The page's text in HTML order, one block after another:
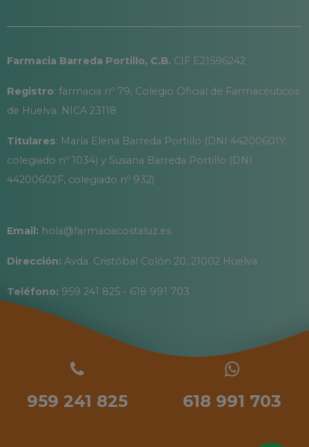
Farmacia Barreda Portillo, C.B. CIF E21596242
Registro: farmacia nº 79, Colegio Oficial de Farmacéuticos
de Huelva. NICA 23118
Titulares: María Elena Barreda Portillo (DNI 44200601Y,
colegiado nº 1034) y Susana Barreda Portillo (DNI
44200602F, colegiado nº 932)
Email: hola@farmaciacostaluz.es
Dirección: Avda. Cristóbal Colón 20, 21002 Huelva
Teléfono: 959 241 825 - 618 991 703
959 241 825 618 991 703